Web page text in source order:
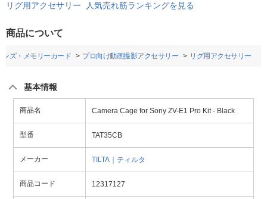
リグ用アクセサリー 人気売れ筋ランキングを見る
商品について
ズ・メモリーカード プロ向け動画撮影アクセサリー リグ用アクセサリー
基本情報
商品名 Camera Cage for Sony ZV-E1 Pro Kit - Black
型番 TAT35CB
メーカー TILTA｜ティルタ
商品コード 12317127